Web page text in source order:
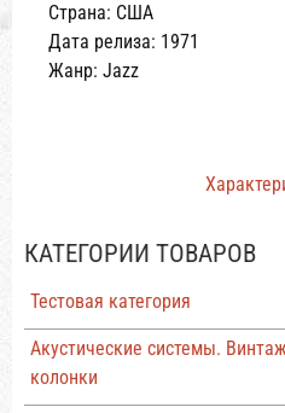
КАТЕГОРИИ ТОВАРОВ
Тестовая категория
Акустические системы.
колонки
Страна: США
Дата релиза: 1971
Жанр: Jazz